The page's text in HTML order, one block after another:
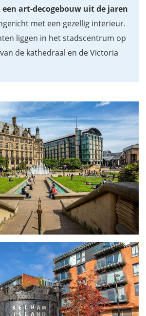
een art-decogebouw uit de jaren
met een gezellig interieur.
liggen in het stadscentrum op
de kathedraal en de Victoria